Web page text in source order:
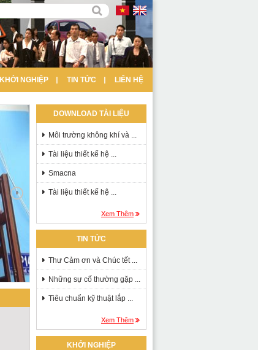
KHỞI NGHIỆP TIN TỨC LIÊN HỆ
DOWNLOAD TÀI LIỆU
Môi trường không khí và ...
Tài liệu thiết kế hệ ...
Smacna
Tài liệu thiết kế hệ ...
Xem Thêm
TIN TỨC
Thư Cảm ơn và Chúc tết ...
Những sự cố thường gặp ...
Tiêu chuẩn kỹ thuật lắp ...
Xem Thêm
KHỞI NGHIỆP